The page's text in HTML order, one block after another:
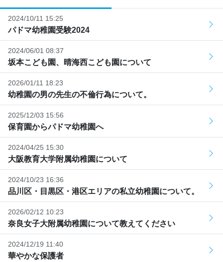
2024/10/11 15:25
パドマ幼稚園受験2024
2024/06/01 08:37
坂本こども園、晴海西こども園について
2026/01/11 18:23
幼稚園の男の先生の不倫行為について。
2025/12/03 15:56
保育園からパドマ幼稚園へ
2024/04/25 15:30
大阪教育大学附属幼稚園について
2024/10/23 16:36
品川区・目黒区・港区エリアの私立幼稚園について。
2026/02/12 10:23
奈良女子大附属幼稚園について教えてください
2024/12/19 11:40
華やかな保護者